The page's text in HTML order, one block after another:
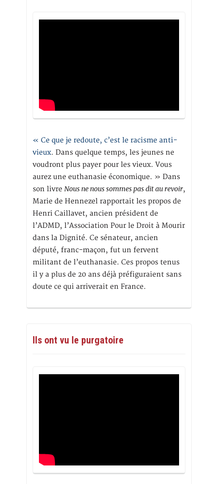
« Ce que je redoute, c’est le racisme anti-
vieux. Dans quelque temps, les jeunes ne
voudront plus payer pour les vieux. Vous
aurez une euthanasie économique. » Dans
son livre Nous ne nous sommes pas dit au revoir,
Marie de Hennezel rapportait les propos de
Henri Caillavet, ancien président de
l’ADMD, l’Association Pour le Droit à Mourir
dans la Dignité. Ce sénateur, ancien
député, franc-maçon, fut un fervent
militant de l’euthanasie. Ces propos tenus
il y a plus de 20 ans déjà préfiguraient sans
doute ce qui arriverait en France.
Ils ont vu le purgatoire